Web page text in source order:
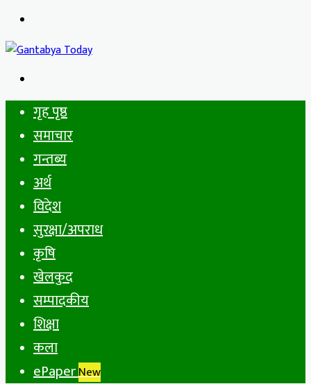
for
गृह पृष्ठ
समाचार
गन्तब्य
अर्थ
विदेश
सुरक्षा/अपराध
कृषि
खेलकुद
सम्पादकीय
शिक्षा
कला
ePaperNew